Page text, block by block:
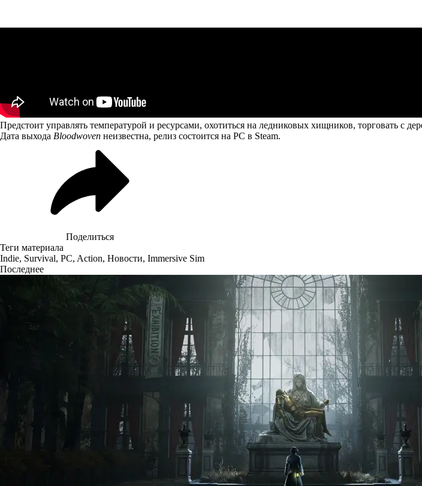
Предстоит управлять температурой и ресурсами, охотиться на ледниковых хищников, торговать с
Дата выхода Bloodwoven неизвестна, релиз состоится на PC в Steam.
Поделиться
Теги материала
Indie, Survival, PC, Action, Новости, Immersive Sim
Последнее